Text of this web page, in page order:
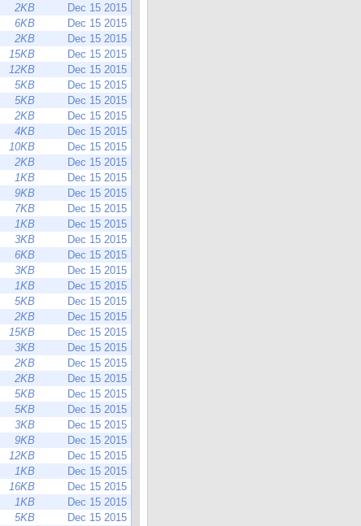
2KB
Dec 15 2015
6KB
Dec 15 2015
2KB
Dec 15 2015
15KB
Dec 15 2015
12KB
Dec 15 2015
5KB
Dec 15 2015
5KB
Dec 15 2015
2KB
Dec 15 2015
4KB
Dec 15 2015
10KB
Dec 15 2015
2KB
Dec 15 2015
1KB
Dec 15 2015
9KB
Dec 15 2015
7KB
Dec 15 2015
1KB
Dec 15 2015
3KB
Dec 15 2015
6KB
Dec 15 2015
3KB
Dec 15 2015
1KB
Dec 15 2015
5KB
Dec 15 2015
2KB
Dec 15 2015
15KB
Dec 15 2015
3KB
Dec 15 2015
2KB
Dec 15 2015
2KB
Dec 15 2015
5KB
Dec 15 2015
5KB
Dec 15 2015
3KB
Dec 15 2015
9KB
Dec 15 2015
12KB
Dec 15 2015
1KB
Dec 15 2015
16KB
Dec 15 2015
1KB
Dec 15 2015
5KB
Dec 15 2015